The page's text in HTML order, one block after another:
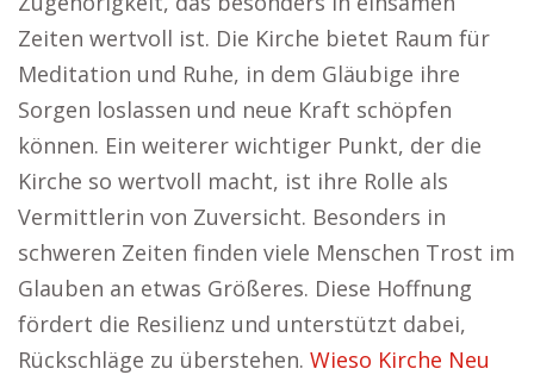
Zeiten wertvoll ist. Die Kirche bietet Raum für
Meditation und Ruhe, in dem Gläubige ihre
Sorgen loslassen und neue Kraft schöpfen
können. Ein weiterer wichtiger Punkt, der die
Kirche so wertvoll macht, ist ihre Rolle als
Vermittlerin von Zuversicht. Besonders in
schweren Zeiten finden viele Menschen Trost im
Glauben an etwas Größeres. Diese Hoffnung
fördert die Resilienz und unterstützt dabei,
Rückschläge zu überstehen. Wieso Kirche Neu